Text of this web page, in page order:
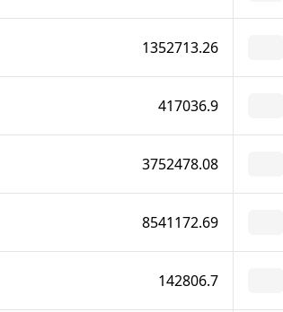
1352713.26
417036.9
3752478.08
8541172.69
142806.7